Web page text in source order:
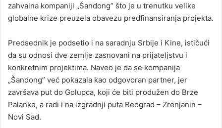
zahvalna kompaniji „Šandong” što je u trenutku velike
globalne krize preuzela obavezu predfinansiranja projekta.
Predsednik je podsetio i na saradnju Srbije i Kine, ističući
da su odnosi dve zemlje zasnovani na prijateljstvu i
konkretnim projektima. Naveo je da se kompanija
„Šandong” već pokazala kao odgovoran partner, jer
završava put do Golupca, koji će biti produžen do Brze
Palanke, a radi i na izgradnji puta Beograd – Zrenjanin –
Novi Sad.